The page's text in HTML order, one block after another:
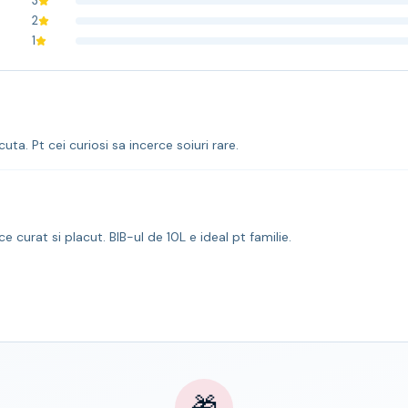
2
1
Pt cei curiosi sa incerce soiuri rare.
curat si placut. BIB-ul de 10L e ideal pt familie.